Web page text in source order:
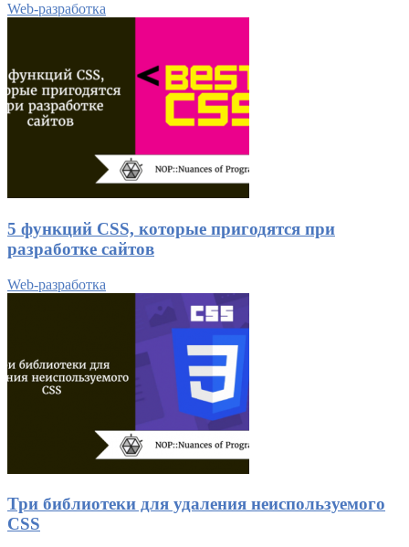
Web-разработка
5 функций CSS, которые пригодятся при
разработке сайтов
Web-разработка
Три библиотеки для удаления неиспользуемого
CSS